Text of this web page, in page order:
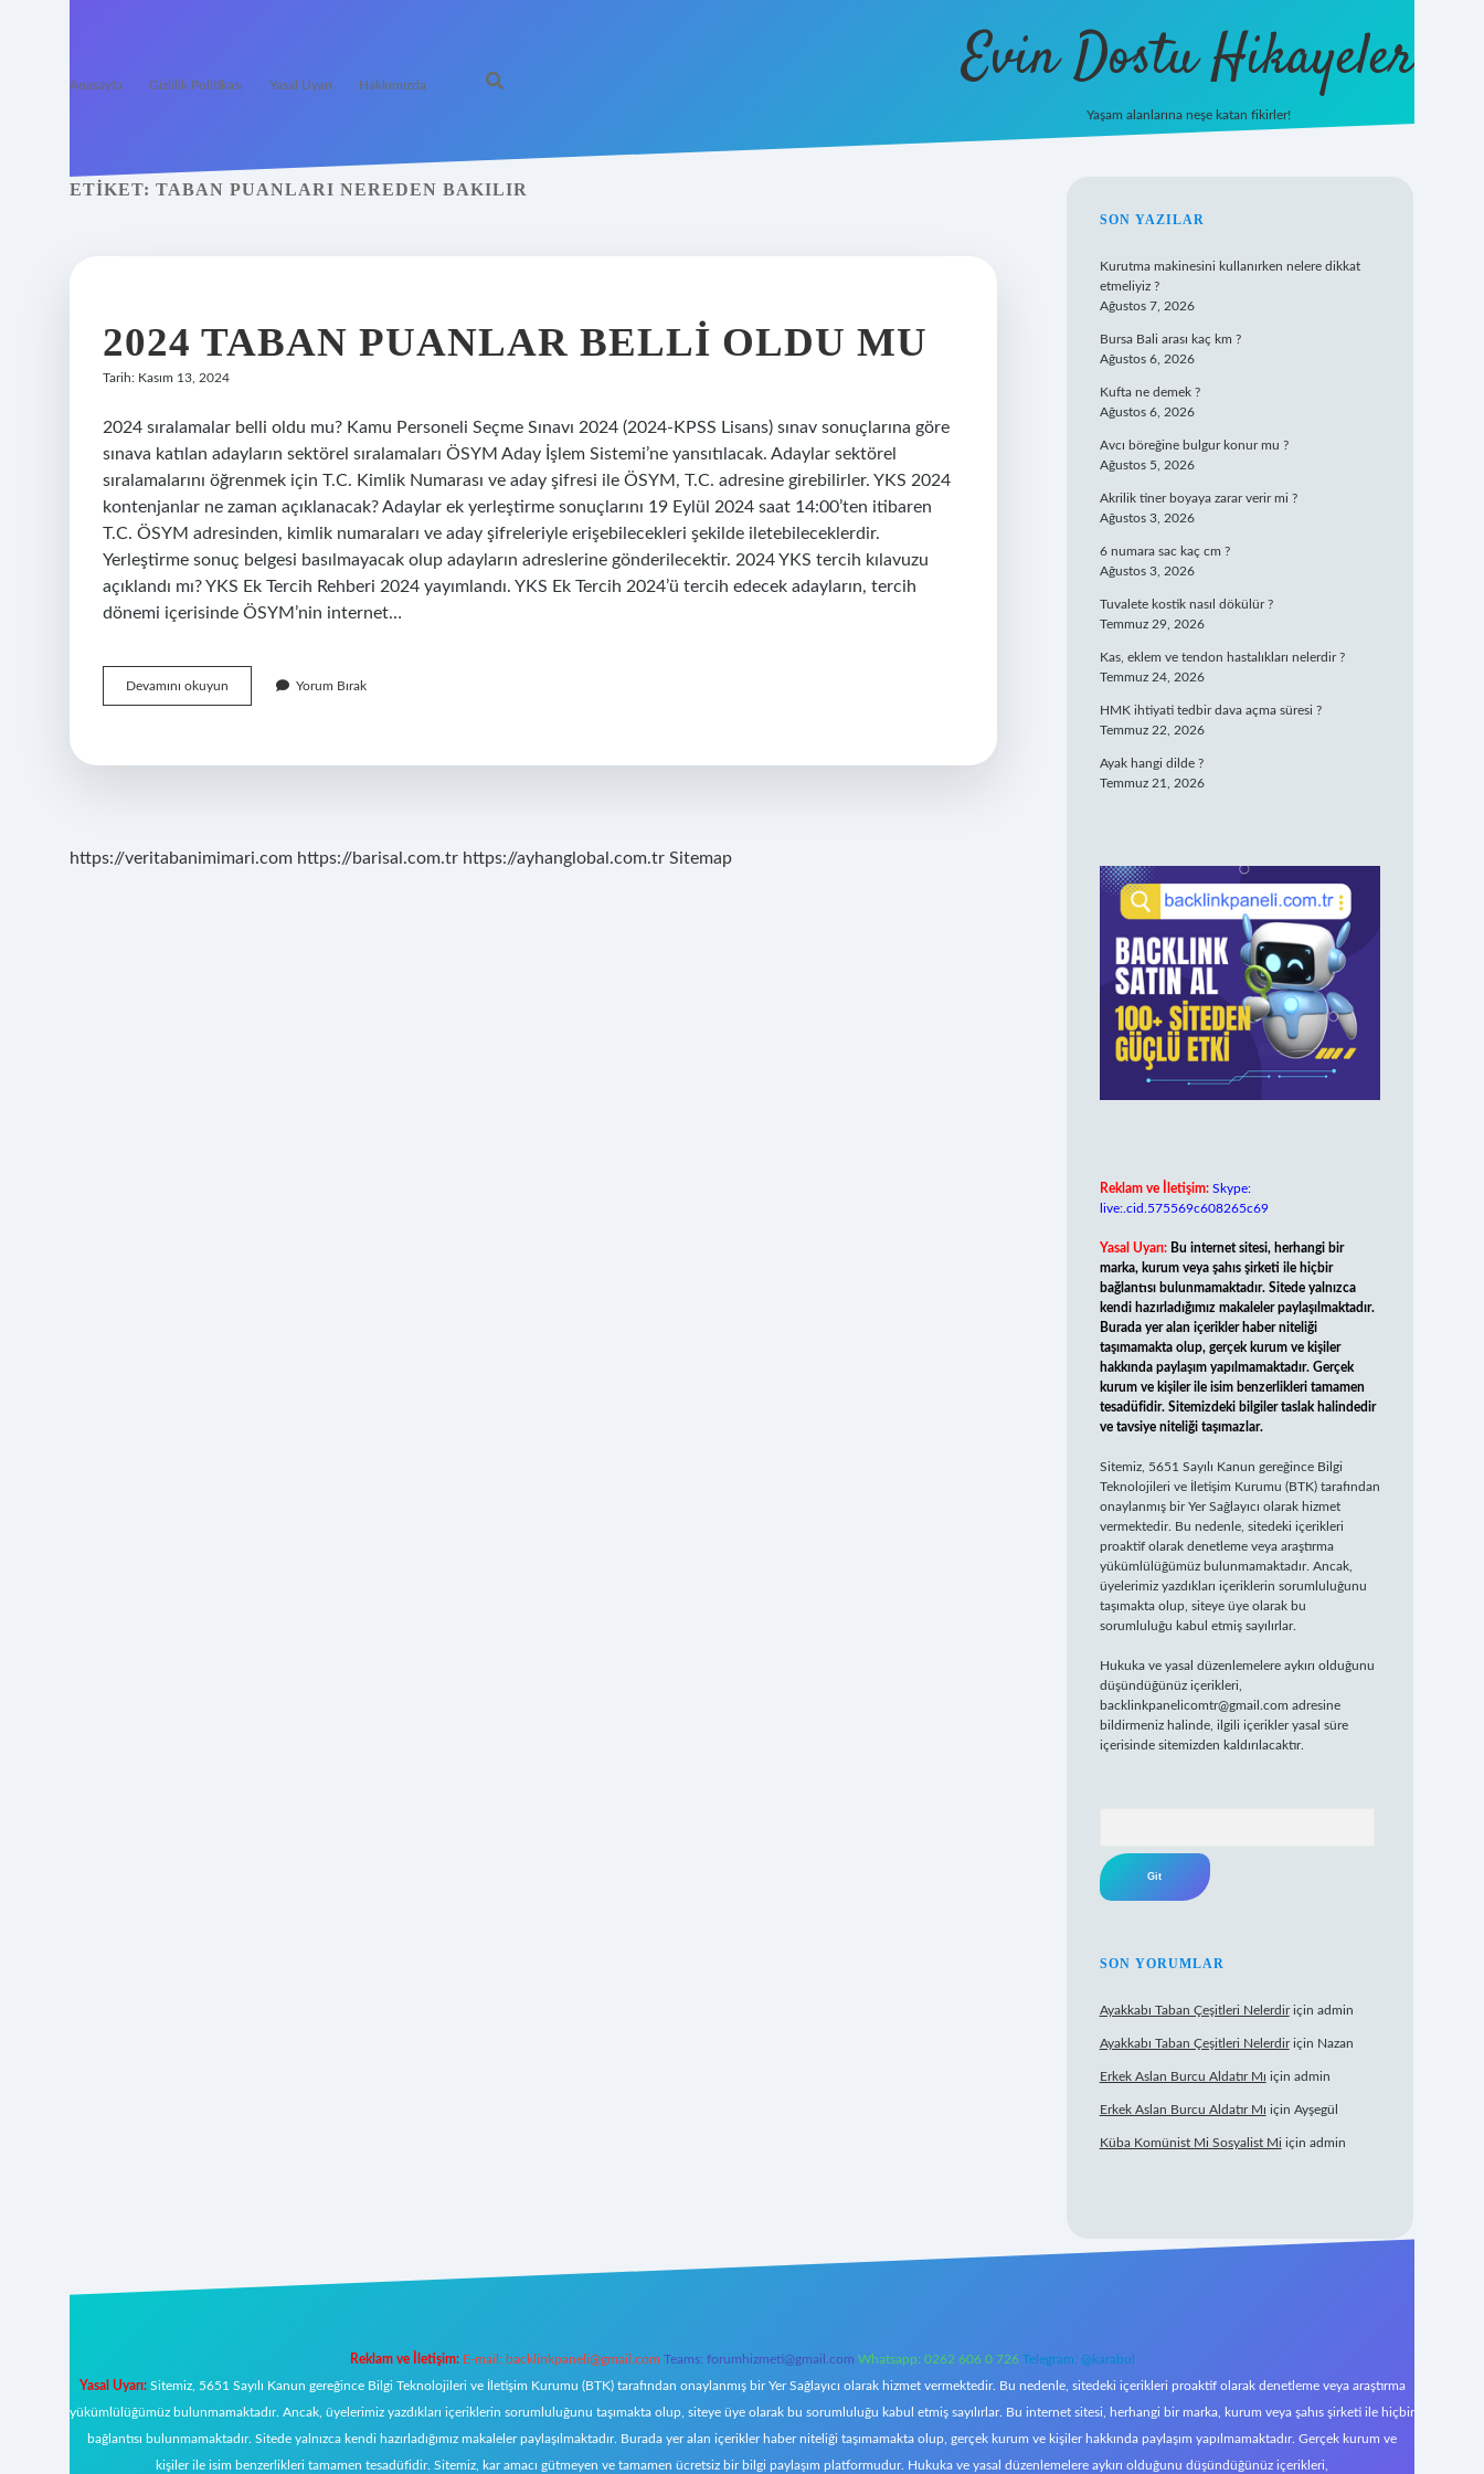
Anasayfa Gizlilik Politikası Yasal Uyarı Hakkımızda Evin Dostu Hikayeler
Yaşam alanlarına neşe katan fikirler!
ETIKET: TABAN PUANLARI NEREDEN BAKILIR
2024 TABAN PUANLAR BELLI OLDU MU
Tarih: Kasım 13, 2024
2024 sıralamalar belli oldu mu? Kamu Personeli Seçme Sınavı 2024 (2024-KPSS Lisans) sınav sonuçlarına göre
sınava katılan adayların sektörel sıralamaları ÖSYM Aday İşlem Sistemi’ne yansıtılacak. Adaylar sektörel
sıralamalarını öğrenmek için T.C. Kimlik Numarası ve aday şifresi ile ÖSYM, T.C. adresine girebilirler. YKS 2024
kontenjanlar ne zaman açıklanacak? Adaylar ek yerleştirme sonuçlarını 19 Eylül 2024 saat 14:00’ten itibaren
T.C. ÖSYM adresinden, kimlik numaraları ve aday şifreleriyle erişebilecekleri şekilde iletebileceklerdir.
Yerleştirme sonuç belgesi basılmayacak olup adayların adreslerine gönderilecektir. 2024 YKS tercih kılavuzu
açıklandı mı? YKS Ek Tercih Rehberi 2024 yayımlandı. YKS Ek Tercih 2024’ü tercih edecek adayların, tercih
dönemi içerisinde ÖSYM’nin internet…
Devamını okuyun
Taban
Oldu
Yorum Bırak
https://veritabanimimari.com https://barisal.com.tr https://ayhanglobal.com.tr Sitemap
SIDEBAR
SON YAZILAR
Kurutma makinesini kullanırken nelere dikkat
etmeliyiz ?
Ağustos 7, 2026
Bursa Bali arası kaç km ?
Ağustos 6, 2026
Kufta ne demek ?
Ağustos 6, 2026
Avcı böreğine bulgur konur mu ?
Ağustos 5, 2026
Akrilik tiner boyaya zarar verir mi ?
Ağustos 3, 2026
6 numara sac kaç cm ?
Ağustos 3, 2026
Tuvalete kostik nasıl dökülür ?
Temmuz 29, 2026
Kas, eklem ve tendon hastalıkları nelerdir ?
Temmuz 24, 2026
HMK ihtiyati tedbir dava açma süresi ?
Temmuz 22, 2026
Ayak hangi dilde ?
Temmuz 21, 2026
Reklam ve İletişim: Skype:
live:.cid.575569c608265c69
Yasal Uyarı: Bu internet sitesi, herhangi bir
marka, kurum veya şahıs şirketi ile hiçbir
bağlantısı bulunmamaktadır. Sitede yalnızca
kendi hazırladığımız makaleler paylaşılmaktadır.
Burada yer alan içerikler haber niteliği
taşımamakta olup, gerçek kurum ve kişiler
hakkında paylaşım yapılmamaktadır. Gerçek
kurum ve kişiler ile isim benzerlikleri tamamen
tesadüfidir. Sitemizdeki bilgiler taslak halindedir
ve tavsiye niteliği taşımazlar.
Sitemiz, 5651 Sayılı Kanun gereğince Bilgi
Teknolojileri ve İletişim Kurumu (BTK) tarafından
onaylanmış bir Yer Sağlayıcı olarak hizmet
vermektedir. Bu nedenle, sitedeki içerikleri
proaktif olarak denetleme veya araştırma
yükümlülüğümüz bulunmamaktadır. Ancak,
üyelerimiz yazdıkları içeriklerin sorumluluğunu
taşımakta olup, siteye üye olarak bu
sorumluluğu kabul etmiş sayılırlar.
Hukuka ve yasal düzenlemelere aykırı olduğunu
düşündüğünüz içerikleri,
backlinkpanelicomtr@gmail.com adresine
bildirmeniz halinde, ilgili içerikler yasal süre
içerisinde sitemizden kaldırılacaktır.
SON YORUMLAR
Ayakkabı Taban Çeşitleri Nelerdiriçin admin
Ayakkabı Taban Çeşitleri Nelerdiriçin Nazan
Erkek Aslan Burcu Aldatır Mı için admin
Erkek Aslan Burcu Aldatır Mı için Ayşegül
Küba Komünist Mi Sosyalist Mi için admin
Reklam ve İletişim: E-mail: backlinkpaneli@gmail.com Teams: forumhizmeti@gmail.com Whatsapp: 0262 606 0 726 Telegram: @karabul
Yasal Uyarı:Sitemiz, 5651 Sayılı Kanun gereğince Bilgi Teknolojileri ve İletişim Kurumu (BTK) tarafından onaylanmış bir Yer Sağlayıcı olarak hizmet vermektedir. Bu nedenle, sitedeki içerikleri proaktif olarak denetleme veya araştırma
yükümlülüğümüz bulunmamaktadır. Ancak, üyelerimiz yazdıkları içeriklerin sorumluluğunu taşımakta olup, siteye üye olarak bu sorumluluğu kabul etmiş sayılırlar. Bu internet sitesi, herhangi bir marka, kurum veya şahıs şirketi ile hiçbir
bağlantısı bulunmamaktadır. Sitede yalnızca kendi hazırladığımız makaleler paylaşılmaktadır. Burada yer alan içerikler haber niteliği taşımamakta olup, gerçek kurum ve kişiler hakkında paylaşım yapılmamaktadır. Gerçek kurum ve
kişiler ile isim benzerlikleri tamamen tesadüfidir. Sitemiz, kar amacı gütmeyen ve tamamen ücretsiz bir bilgi paylaşım platformudur. Hukuka ve yasal düzenlemelere aykırı olduğunu düşündüğünüz içerikleri,